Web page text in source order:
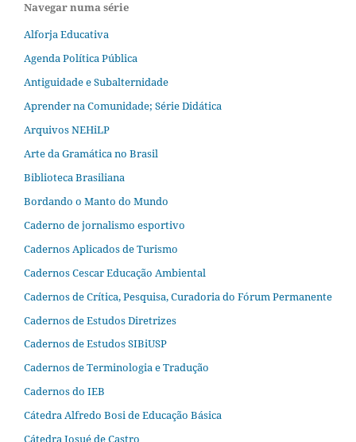
Navegar numa série
Alforja Educativa
Agenda Política Pública
Antiguidade e Subalternidade
Aprender na Comunidade; Série Didática
Arquivos NEHiLP
Arte da Gramática no Brasil
Biblioteca Brasiliana
Bordando o Manto do Mundo
Caderno de jornalismo esportivo
Cadernos Aplicados de Turismo
Cadernos Cescar Educação Ambiental
Cadernos de Crítica, Pesquisa, Curadoria do Fórum Permanente
Cadernos de Estudos Diretrizes
Cadernos de Estudos SIBiUSP
Cadernos de Terminologia e Tradução
Cadernos do IEB
Cátedra Alfredo Bosi de Educação Básica
Cátedra Josué de Castro